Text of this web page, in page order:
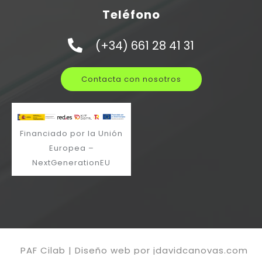
Teléfono
(+34) 661 28 41 31
Contacta con nosotros
Financiado por la Unión
Europea –
NextGenerationEU
PAF Cilab | Diseño web por jdavidcanovas.com